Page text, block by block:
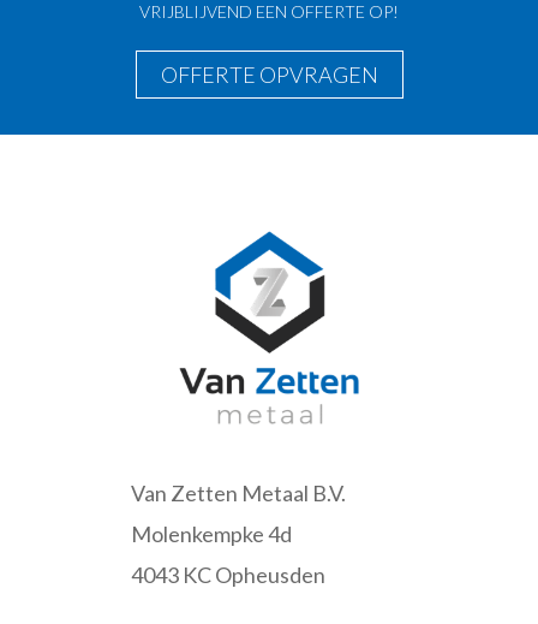
VRIJBLIJVEND EEN OFFERTE OP!
OFFERTE OPVRAGEN
Van Zetten Metaal B.V.
Molenkempke 4d
4043 KC Opheusden